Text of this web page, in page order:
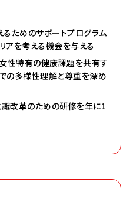
るためのサポートプログラム
アを考える機会を与える
女性特有の健康課題を共有す
の多様性理解と尊重を深め
改革のための研修を年に1